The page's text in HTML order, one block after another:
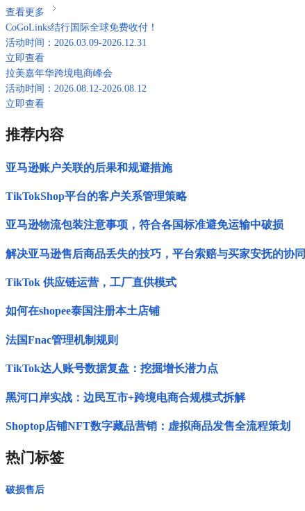
查看更多
CoGoLinks结行国际全球免费收付！
活动时间：2026.03.09-2026.12.31
立即查看
拉美嘉年华跨境电商峰会
活动时间：2026.08.12-2026.08.12
立即查看
推荐内容
亚马逊账户关联的后果和规避措施
TikTokShop平台的客户关系管理策略
亚马逊物流包装注意事项，符合各国标准避免运输中破损
解决亚马逊售后商品丢失的技巧，平台索赔与买家安抚的协同
TikTok 供应链运营，工厂直供模式
如何在shopee泰国注册本土店铺
法国Fnac管理机制规则
TikTok达人账号数据复盘：挖掘增长潜力点
黑河口岸实战：边民互市+跨境电商合规模式拆解
Shoptop店铺NFT数字藏品营销：虚拟商品发售全流程策划
热门标签
破损售后